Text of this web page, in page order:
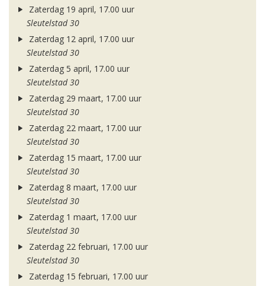
Zaterdag 19 april, 17.00 uur
Sleutelstad 30
Zaterdag 12 april, 17.00 uur
Sleutelstad 30
Zaterdag 5 april, 17.00 uur
Sleutelstad 30
Zaterdag 29 maart, 17.00 uur
Sleutelstad 30
Zaterdag 22 maart, 17.00 uur
Sleutelstad 30
Zaterdag 15 maart, 17.00 uur
Sleutelstad 30
Zaterdag 8 maart, 17.00 uur
Sleutelstad 30
Zaterdag 1 maart, 17.00 uur
Sleutelstad 30
Zaterdag 22 februari, 17.00 uur
Sleutelstad 30
Zaterdag 15 februari, 17.00 uur